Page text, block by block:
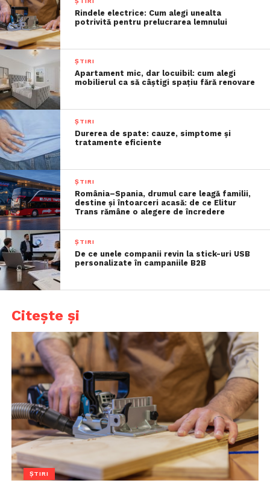
Rindele electrice: Cum alegi unealta
potrivită pentru prelucrarea lemnului
ȘTIRI
Apartament mic, dar locuibil: cum alegi
mobilierul ca să câștigi spațiu fără renovare
ȘTIRI
Durerea de spate: cauze, simptome și
tratamente eficiente
ȘTIRI
România–Spania, drumul care leagă familii,
destine și întoarceri acasă: de ce Elitur
Trans rămâne o alegere de încredere
ȘTIRI
De ce unele companii revin la stick-uri USB
personalizate în campaniile B2B
Citește și
ȘTIRI